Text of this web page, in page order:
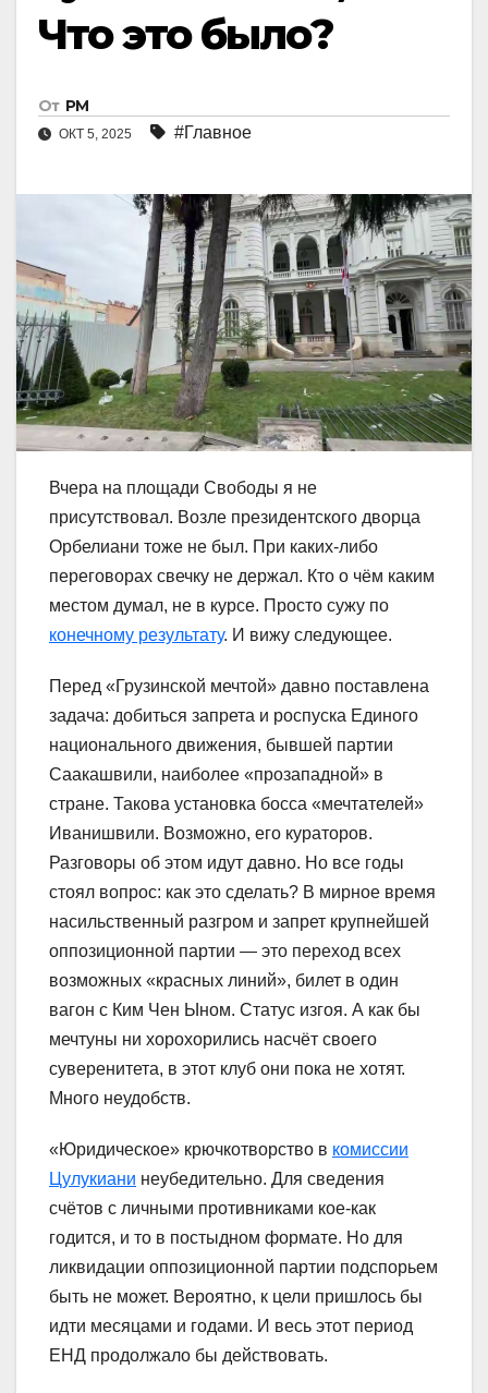
Что это было?
От РМ
ОКТ 5, 2025 #Главное
Вчера на площади Свободы я не
присутствовал. Возле президентского дворца
Орбелиани тоже не был. При каких-либо
переговорах свечку не держал. Кто о чём каким
местом думал, не в курсе. Просто сужу по
конечному результату. И вижу следующее.
Перед «Грузинской мечтой» давно поставлена
задача: добиться запрета и роспуска Единого
национального движения, бывшей партии
Саакашвили, наиболее «прозападной» в
стране. Такова установка босса «мечтателей»
Иванишвили. Возможно, его кураторов.
Разговоры об этом идут давно. Но все годы
стоял вопрос: как это сделать? В мирное время
насильственный разгром и запрет крупнейшей
оппозиционной партии — это переход всех
возможных «красных линий», билет в один
вагон с Ким Чен Ыном. Статус изгоя. А как бы
мечтуны ни хорохорились насчёт своего
суверенитета, в этот клуб они пока не хотят.
Много неудобств.
«Юридическое» крючкотворство в комиссии
Цулукиани неубедительно. Для сведения
счётов с личными противниками кое-как
годится, и то в постыдном формате. Но для
ликвидации оппозиционной партии подспорьем
быть не может. Вероятно, к цели пришлось бы
идти месяцами и годами. И весь этот период
ЕНД продолжало бы действовать.